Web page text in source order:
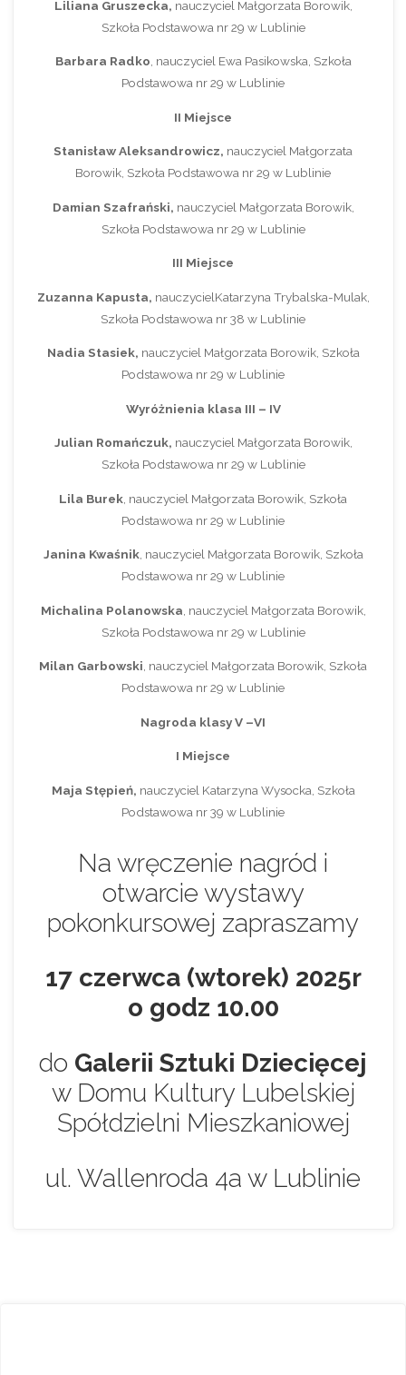
Liliana Gruszecka, nauczyciel Małgorzata Borowik,
Szkoła Podstawowa nr 29 w Lublinie
Barbara Radko, nauczyciel Ewa Pasikowska, Szkoła
Podstawowa nr 29 w Lublinie
II Miejsce
Stanisław Aleksandrowicz, nauczyciel Małgorzata
Borowik, Szkoła Podstawowa nr 29 w Lublinie
Damian Szafrański, nauczyciel Małgorzata Borowik,
Szkoła Podstawowa nr 29 w Lublinie
III Miejsce
Zuzanna Kapusta, nauczycielKatarzyna Trybalska-Mulak,
Szkoła Podstawowa nr 38 w Lublinie
Nadia Stasiek, nauczyciel Małgorzata Borowik, Szkoła
Podstawowa nr 29 w Lublinie
Wyróżnienia klasa III – IV
Julian Romańczuk, nauczyciel Małgorzata Borowik,
Szkoła Podstawowa nr 29 w Lublinie
Lila Burek , nauczyciel Małgorzata Borowik, Szkoła
Podstawowa nr 29 w Lublinie
Janina Kwaśnik, nauczyciel Małgorzata Borowik, Szkoła
Podstawowa nr 29 w Lublinie
Michalina Polanowska , nauczyciel Małgorzata Borowik,
Szkoła Podstawowa nr 29 w Lublinie
Milan Garbowski, nauczyciel Małgorzata Borowik, Szkoła
Podstawowa nr 29 w Lublinie
Nagroda klasy V –VI
I Miejsce
Maja Stępień, nauczyciel Katarzyna Wysocka, Szkoła
Podstawowa nr 39 w Lublinie
Na wręczenie nagród i
otwarcie wystawy
pokonkursowej zapraszamy
17 czerwca (wtorek) 2025r
o godz 10.00
do Galerii Sztuki Dziecięcej
w Domu Kultury Lubelskiej
Spółdzielni Mieszkaniowej
ul. Wallenroda 4a w Lublinie